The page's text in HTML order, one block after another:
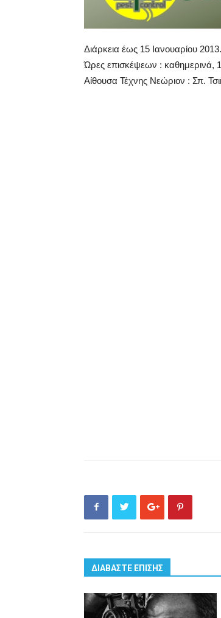
Διάρκεια έως 15 Ιανουαρίου 2013.
Ώρες επισκέψεων : καθημερινά,
Αίθουσα Τέχνης Νεώριον : Σπ.
ΔΙΑΒΑΣΤΕ ΕΠΙΣΗΣ